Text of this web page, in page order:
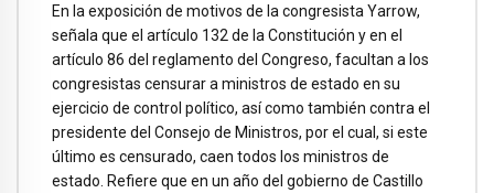
En la exposición de motivos de la congresista Yarrow,
señala que el artículo 132 de la Constitución y en el
artículo 86 del reglamento del Congreso, facultan a los
congresistas censurar a ministros de estado en su
ejercicio de control político, así como también contra el
presidente del Consejo de Ministros, por el cual, si este
último es censurado, caen todos los ministros de
estado. Refiere que en un año del gobierno de Castillo